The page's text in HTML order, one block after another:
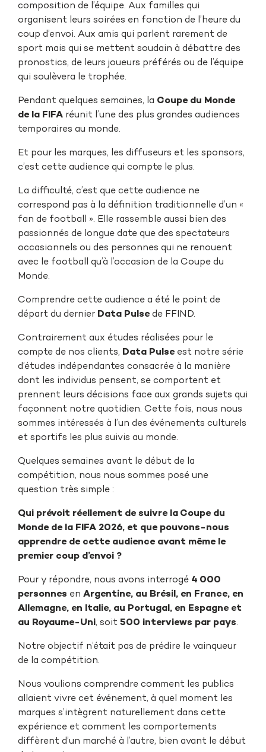
composition de l’équipe. Aux familles qui
organisent leurs soirées en fonction de l’heure du
coup d’envoi. Aux amis qui parlent rarement de
sport mais qui se mettent soudain à débattre des
pronostics, de leurs joueurs préférés ou de l’équipe
qui soulèvera le trophée.
Pendant quelques semaines, la Coupe du Monde
de la FIFA réunit l’une des plus grandes audiences
temporaires au monde.
Et pour les marques, les diffuseurs et les sponsors,
c’est cette audience qui compte le plus.
La difficulté, c’est que cette audience ne
correspond pas à la définition traditionnelle d’un «
fan de football ». Elle rassemble aussi bien des
passionnés de longue date que des spectateurs
occasionnels ou des personnes qui ne renouent
avec le football qu’à l’occasion de la Coupe du
Monde.
Comprendre cette audience a été le point de
départ du dernier Data Pulse de FFIND.
Contrairement aux études réalisées pour le
compte de nos clients, Data Pulse est notre série
d’études indépendantes consacrée à la manière
dont les individus pensent, se comportent et
prennent leurs décisions face aux grands sujets qui
façonnent notre quotidien. Cette fois, nous nous
sommes intéressés à l’un des événements culturels
et sportifs les plus suivis au monde.
Quelques semaines avant le début de la
compétition, nous nous sommes posé une
question très simple :
Qui prévoit réellement de suivre la Coupe du
Monde de la FIFA 2026, et que pouvons-nous
apprendre de cette audience avant même le
premier coup d’envoi ?
Pour y répondre, nous avons interrogé 4 000
personnes en Argentine, au Brésil, en France, en
Allemagne, en Italie, au Portugal, en Espagne et
au Royaume-Uni, soit 500 interviews par pays.
Notre objectif n’était pas de prédire le vainqueur
de la compétition.
Nous voulions comprendre comment les publics
allaient vivre cet événement, à quel moment les
marques s’intègrent naturellement dans cette
expérience et comment les comportements
diffèrent d’un marché à l’autre, bien avant le début